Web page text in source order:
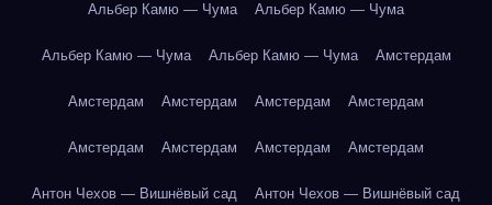
Альбер Камю — Чума Альбер Камю — Чума
Альбер Камю — Чума Альбер Камю — Чума Амстердам
Амстердам Амстердам Амстердам Амстердам
Амстердам Амстердам Амстердам Амстердам
Антон Чехов — Вишнёвый сад Антон Чехов — Вишнёвый сад